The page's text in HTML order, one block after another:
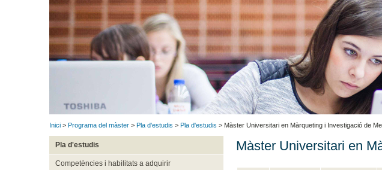
Inici > Programa del màster > Pla d'estudis > Pla d'estudis > Màster Universitari en Màrqueting i Investigació de
Pla d'estudis
Competències i habilitats a adquirir
Màster Universitari en